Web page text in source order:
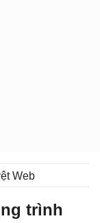
Web
trình